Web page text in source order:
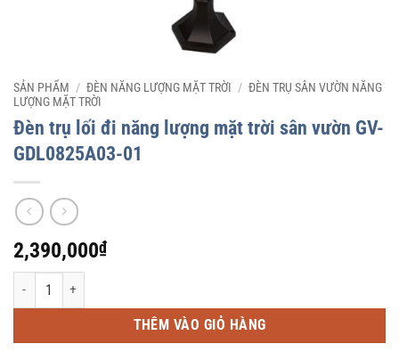
SẢN PHẨM / ĐÈN NĂNG LƯỢNG MẶT TRỜI / ĐÈN TRỤ SÂN VƯỜN NĂNG
LƯỢNG MẶT TRỜI
Đèn trụ lối đi năng lượng mặt trời sân vườn GV-
GDL0825A03-01
2,390,000₫
Đèn trụ lối đi năng lượng mặt trời sân vườn GV-GDL0825A03-01 số lượng
THÊM VÀO GIỎ HÀNG